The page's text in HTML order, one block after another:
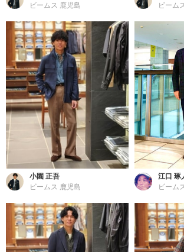
ビームス 鹿児島
ビーム
小園 正吾
ビームス 鹿児島
江口 琢
ビーム